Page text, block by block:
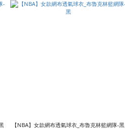
【NBA】女款網布透氣球衣_布魯克林籃網隊-黑